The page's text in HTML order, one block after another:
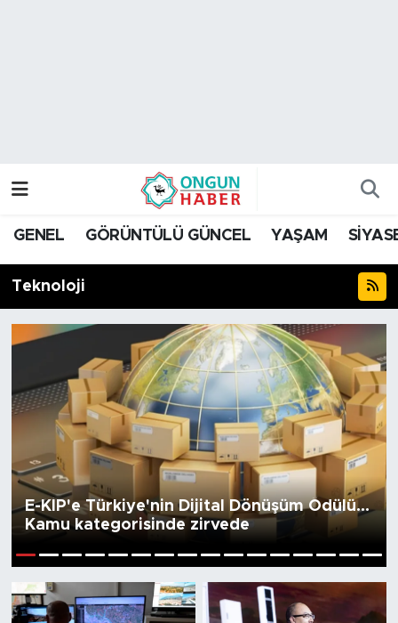
GENEL GÖRÜNTÜLÜ GÜNCEL YAŞAM
Teknoloji
E-KİP'e Türkiye'nin Dijital Dönüşüm Ödülü...
Kamu kategorisinde zirvede
Trafik Durumu
Tüm Manşetler
Son Dakika Haberleri
Haber Arşivi